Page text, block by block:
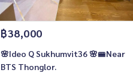
฿38,000
🌸Ideo Q Sukhumvit36 🌸🚝Near
BTS Thonglor.